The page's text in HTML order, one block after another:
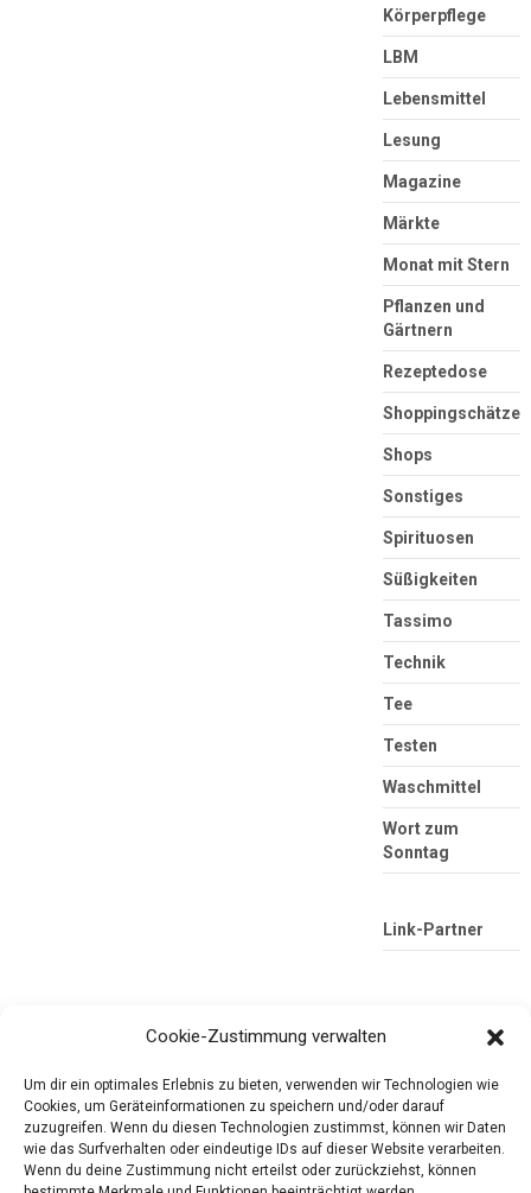
Körperpflege
LBM
Lebensmittel
Lesung
Magazine
Märkte
Monat mit Stern
Pflanzen und
Gärtnern
Rezeptedose
Shoppingschätze
Shops
Sonstiges
Spirituosen
Süßigkeiten
Tassimo
Technik
Tee
Testen
Waschmittel
Wort zum
Sonntag
Link-Partner
Tester-Paradies
Cookie-Zustimmung verwalten
Um dir ein optimales Erlebnis zu bieten, verwenden wir Technologien wie
Cookies, um Geräteinformationen zu speichern und/oder darauf
zuzugreifen. Wenn du diesen Technologien zustimmst, können wir Daten
wie das Surfverhalten oder eindeutige IDs auf dieser Website verarbeiten.
Wenn du deine Zustimmung nicht erteilst oder zurückziehst, können
Die mobile Version verlassen